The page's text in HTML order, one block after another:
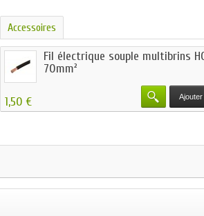
Accessoires
Fil électrique souple multibrins
70mm²
1,50 €